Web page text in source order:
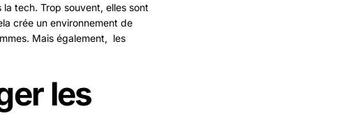
tech. Trop souvent, elles sont
crée un environnement de
Mais également, les
les